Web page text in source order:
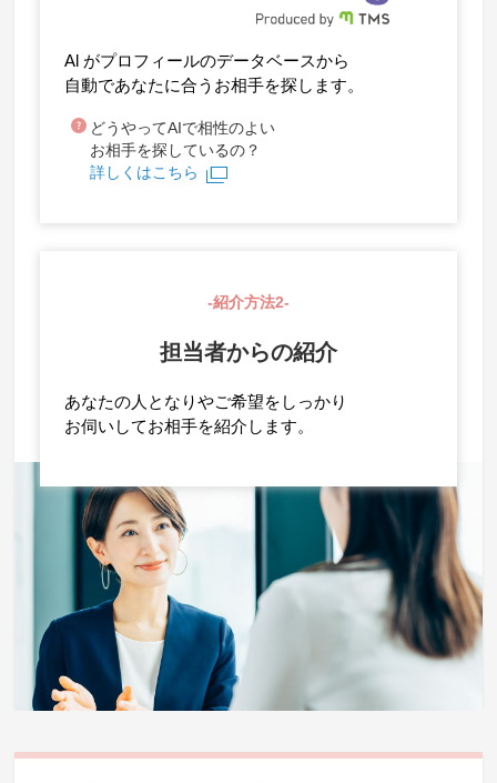
Al がプロフィールのデータベースから
自動であなたに合うお相手を探します。
どうやってAIで相性のよい
お相手を探しているの？
詳しくはこちら
-紹介方法2-
担当者からの紹介
あなたの人となりやご希望をしっかり
お伺いしてお相手を紹介します。